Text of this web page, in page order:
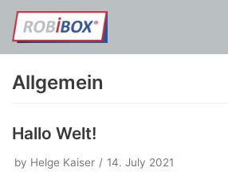
Skip
to
Allgemein
Hallo Welt!
by Helge Kaiser 14. July 2021